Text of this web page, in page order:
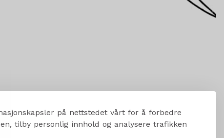
på nettstedet vårt for å forbedre
tilby personlig innhold og analysere trafikken